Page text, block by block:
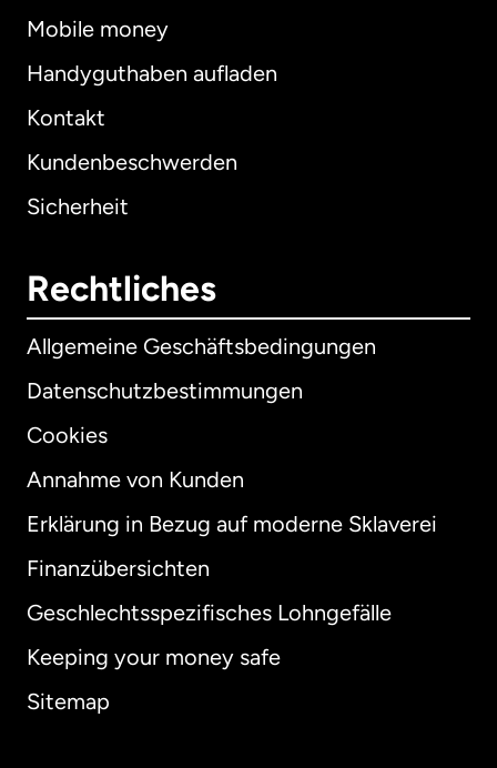
Mobile money
Handyguthaben aufladen
Kontakt
Kundenbeschwerden
Sicherheit
Rechtliches
Allgemeine Geschäftsbedingungen
Datenschutzbestimmungen
Cookies
Annahme von Kunden
Erklärung in Bezug auf moderne Sklaverei
Finanzübersichten
Geschlechtsspezifisches Lohngefälle
Keeping your money safe
Sitemap
International English
Australien